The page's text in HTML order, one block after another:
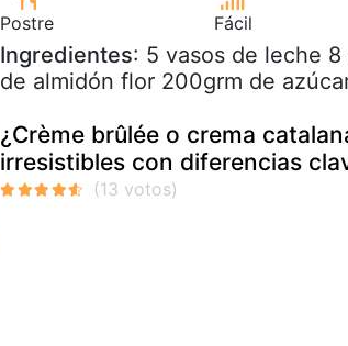
Postre Fácil
Ingredientes: 5 vasos de leche
de almidón flor 200grm de
¿Crème brûlée o crema
irresistibles con diferencias